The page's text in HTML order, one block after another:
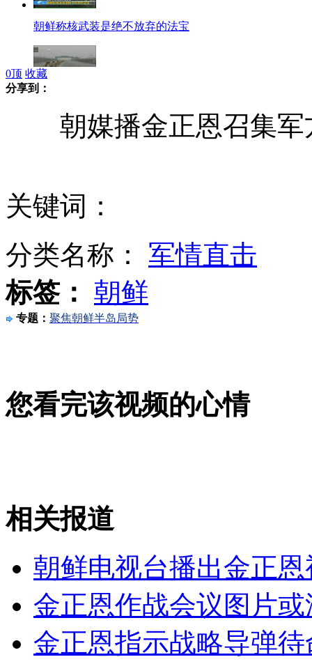
朝鲜称核武装是绝不放弃的法宝
实拍杜海涛打人视频 场面混乱
新婚夫妇度蜜月潜水遇鲨鱼袭击
强悍女淡定夺刀 蒙面歹徒仓皇逃跑
女孩北京地铁殴打老人 痛下狠手拳打脚踢
无痛分娩是否安全 医生回应
外交部：反对强权政治霸凌主义
外交部：有关国家言论片面不公正
0顶 收藏
分享到：
朝媒播金正恩召集军
关键词：
分类名称： 军情直击
标签： 朝鲜
专题： 聚焦朝鲜半岛局势
您看完该视频的心情
相关报道
朝鲜电视台播出金正
金正恩作战会议图片
金正恩指示战略导弹